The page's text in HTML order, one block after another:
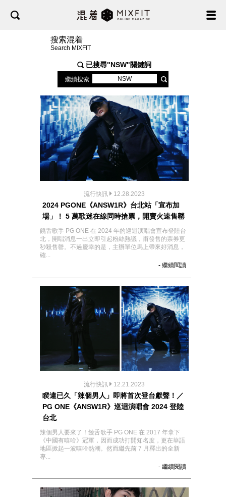
搜索混着
Search MIXFIT
已搜尋"NSW"關鍵詞
繼續搜索
流行快訊 12.28.2023
2024 PGONE《ANSW1R》台北站「宣布加
場」！ 5 萬歌迷在線同時搶票，開賣火速售罄
饒舌歌手 PG ONE 在 2024 年的巡迴演唱會宣布登陸台
北，開唱消息一出立即引起粉絲熱議，甫發售的票券更
秒殺售罄。不過慶幸的是，主辦單位馬上帶來好消息，
確...
- 繼續閱讀
流行快訊 12.21.2023
睽違已久「辣個男人」即將首次登台獻聲！／
PG ONE《ANSW1R》巡迴演唱會 2024 登陸
台北
辣個男人要來了！饒舌歌手 PG ONE 在 2017 年拿下
《中國有嘻哈》冠軍，因而成功打開知名度，更在華語
地區掀起一波嘻哈熱潮。然而繼先前 7 月釋出的全新
專...
- 繼續閱讀